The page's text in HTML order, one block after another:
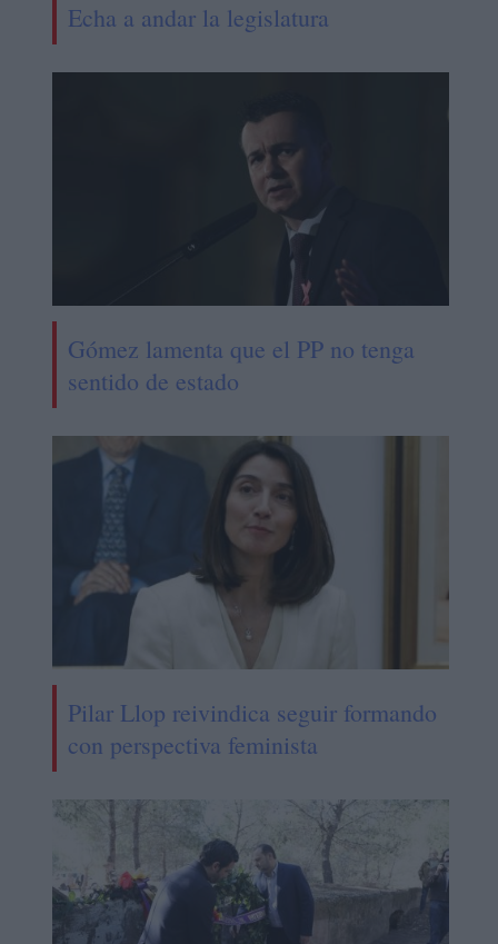
Echa a andar la legislatura
Gómez lamenta que el PP no tenga
sentido de estado
Pilar Llop reivindica seguir formando
con perspectiva feminista